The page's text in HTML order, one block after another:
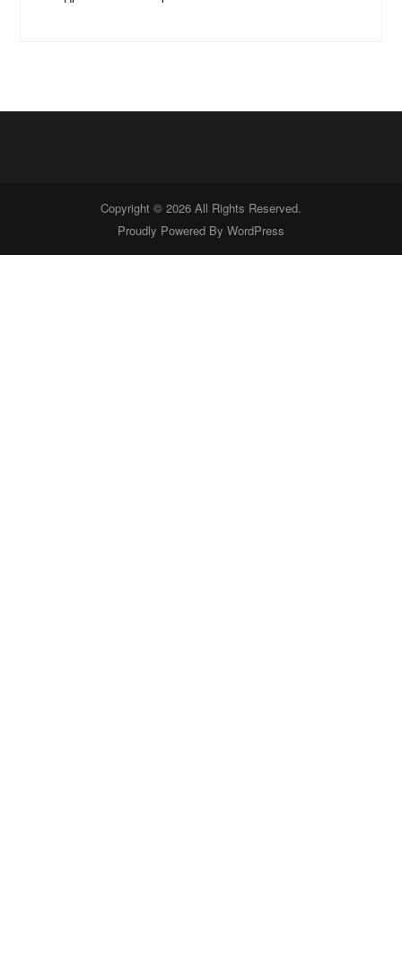
Copyright © 2026 All Rights Reserved.
Proudly Powered By WordPress